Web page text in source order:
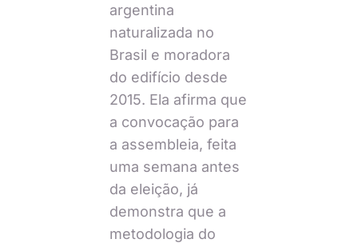
argentina
naturalizada no
Brasil e moradora
do edifício desde
2015. Ela afirma que
a convocação para
a assembleia, feita
uma semana antes
da eleição, já
demonstra que a
metodologia do